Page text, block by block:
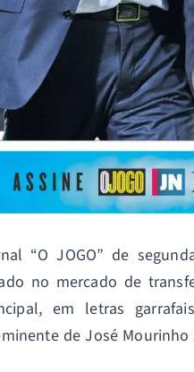
“O JOGO” de
no mercado de
em letras
de José